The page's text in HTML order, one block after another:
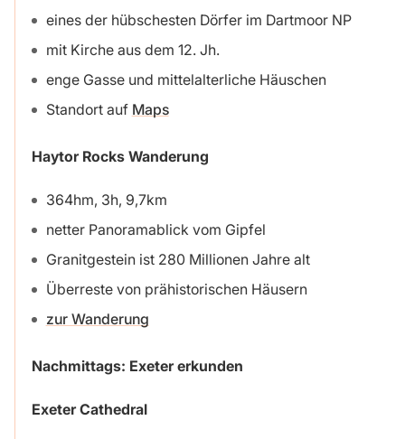
eines der hübschesten Dörfer im Dartmoor NP
mit Kirche aus dem 12. Jh.
enge Gasse und mittelalterliche Häuschen
Standort auf Maps
Haytor Rocks Wanderung
364hm, 3h, 9,7km
netter Panoramablick vom Gipfel
Granitgestein ist 280 Millionen Jahre alt
Überreste von prähistorischen Häusern
zur Wanderung
Nachmittags: Exeter erkunden
Exeter Cathedral